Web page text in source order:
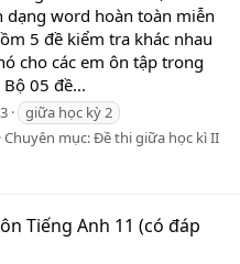
dạng word hoàn toàn miễn
5 đề kiểm tra khác nhau
cho các em ôn tập trong
05 đề...
giữa học kỳ 2
Chuyên mục:Đề thi giữa học kì II
Tiếng Anh 11 (có đáp